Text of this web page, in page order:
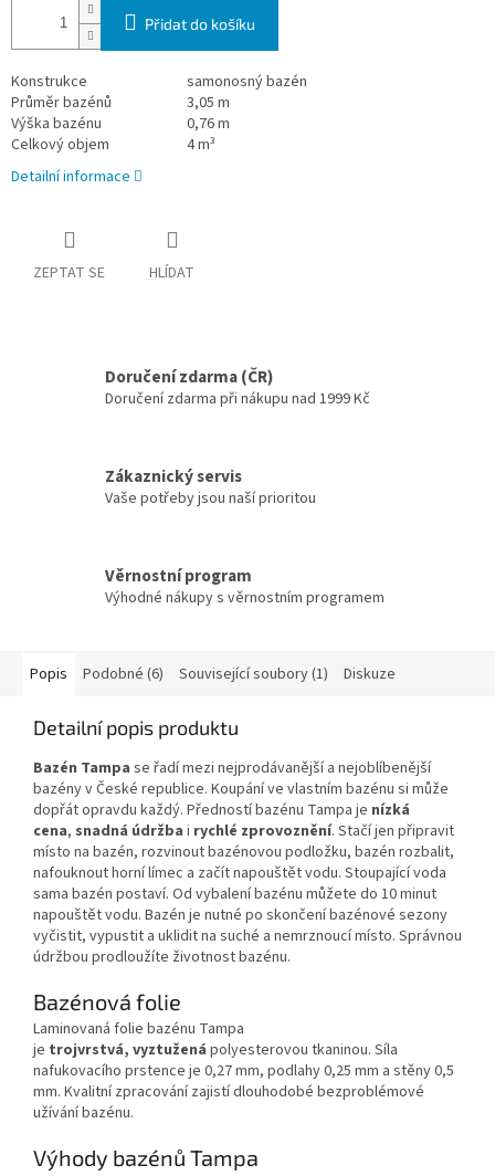
Přidat do košíku
Konstrukce
samonosný bazén
Průměr bazénů
3,05 m
Výška bazénu
0,76 m
Celkový objem
4 m³
Detailní informace
ZEPTAT SE HLÍDAT
Doručení zdarma (ČR)
Doručení zdarma při nákupu nad 1999 Kč
Zákaznický servis
Vaše potřeby jsou naší prioritou
Věrnostní program
Výhodné nákupy s věrnostním programem
Popis Podobné (6) Související soubory (1) Diskuze
Detailní popis produktu
Bazén Tampa se řadí mezi nejprodávanější a nejoblíbenější
bazény v České republice. Koupání ve vlastním bazénu si může
dopřát opravdu každý. Předností bazénu Tampa je nízká
cena, snadná údržba i rychlé zprovoznění. Stačí jen připravit
místo na bazén, rozvinout bazénovou podložku, bazén rozbalit,
nafouknout horní límec a začít napouštět vodu. Stoupající voda
sama bazén postaví. Od vybalení bazénu můžete do 10 minut
napouštět vodu. Bazén je nutné po skončení bazénové sezony
vyčistit, vypustit a uklidit na suché a nemrznoucí místo. Správnou
údržbou prodloužíte životnost bazénu.
Bazénová folie
Laminovaná folie bazénu Tampa
je trojvrstvá, vyztužená polyesterovou tkaninou. Síla
nafukovacího prstence je 0,27 mm, podlahy 0,25 mm a stěny 0,5
mm. Kvalitní zpracování zajistí dlouhodobé bezproblémové
užívání bazénu.
Výhody bazénů Tampa